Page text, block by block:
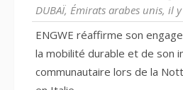
DUBAÏ, Émirats arabes unis, il
ENGWE réaffirme son
la mobilité durable et de son
communautaire lors de la